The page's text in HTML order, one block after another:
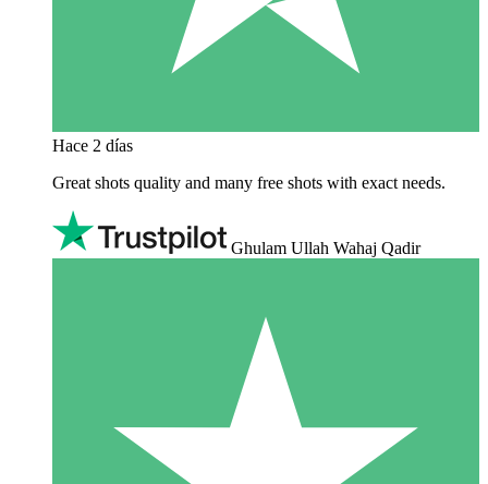
Hace 2 días
Great shots quality and many free shots with exact needs.
Ghulam Ullah Wahaj Qadir